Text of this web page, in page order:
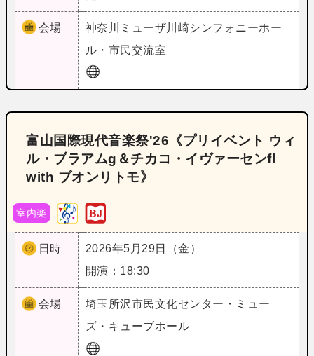
会場 神奈川
ミューザ川崎シンフォニーホー
ル・市民交流室
富山国際現代音楽祭'26《プリイベント ウィ
ル・ブラアムg＆チカコ・イヴァーセンfl
with ブオンリトモ》
室内楽
日時
2026年5月29日（金）
開演：18:30
会場 埼玉 所沢市民文化センター・ミュー
ズ・キューブホール